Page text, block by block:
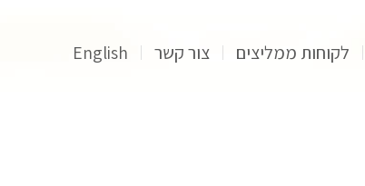
לקוחות ממליצים צור קשר English